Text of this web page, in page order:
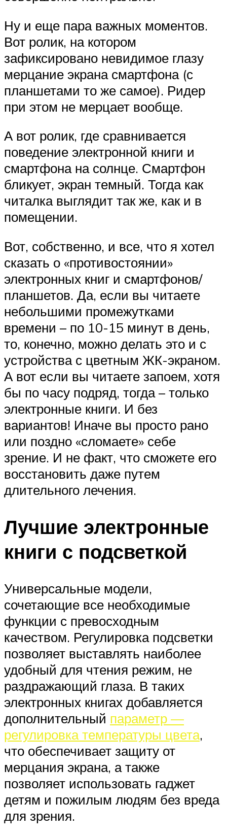
Ну и еще пара важных моментов.
Вот ролик, на котором
зафиксировано невидимое глазу
мерцание экрана смартфона (с
планшетами то же самое). Ридер
при этом не мерцает вообще.
А вот ролик, где сравнивается
поведение электронной книги и
смартфона на солнце. Смартфон
бликует, экран темный. Тогда как
читалка выглядит так же, как и в
помещении.
Вот, собственно, и все, что я хотел
сказать о «противостоянии»
электронных книг и смартфонов/
планшетов. Да, если вы читаете
небольшими промежутками
времени – по 10-15 минут в день,
то, конечно, можно делать это и с
устройства с цветным ЖК-экраном.
А вот если вы читаете запоем, хотя
бы по часу подряд, тогда – только
электронные книги. И без
вариантов! Иначе вы просто рано
или поздно «сломаете» себе
зрение. И не факт, что сможете его
восстановить даже путем
длительного лечения.
Лучшие электронные
книги с подсветкой
Универсальные модели,
сочетающие все необходимые
функции с превосходным
качеством. Регулировка подсветки
позволяет выставлять наиболее
удобный для чтения режим, не
раздражающий глаза. В таких
электронных книгах добавляется
дополнительный параметр —
регулировка температуры цвета,
что обеспечивает защиту от
мерцания экрана, а также
позволяет использовать гаджет
детям и пожилым людям без вреда
для зрения.